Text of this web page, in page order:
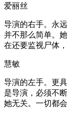
爱丽丝
导演的右手。永
并不那么简单。
在还要监视尸体
慧敏
导演的左手。更
是导演，必须不
她无关。一切都